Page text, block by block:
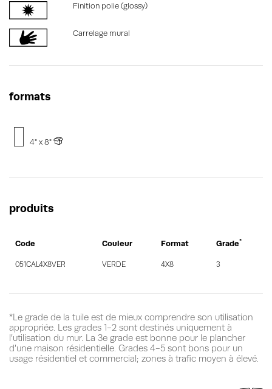
Finition polie (glossy)
Carrelage mural
formats
4" x 8"
produits
Code Couleur Format Grade*
051CAL4X8VER VERDE 4X8 3
*Le grade de la tuile est de mieux comprendre son utilisation
appropriée. Les grades 1-2 sont destinés uniquement à
l’utilisation du mur. La 3e grade est bonne pour le plancher
d’une maison résidentielle. Grades 4-5 sont bons pour un
usage résidentiel et commercial; zones à trafic moyen à élevé.